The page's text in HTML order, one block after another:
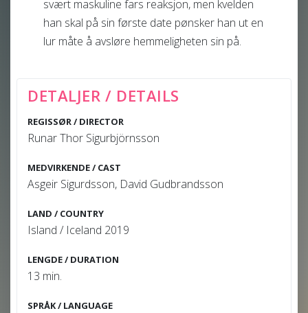
svært maskuline fars reaksjon, men kvelden
han skal på sin første date pønsker han ut en
lur måte å avsløre hemmeligheten sin på.
DETALJER / DETAILS
REGISSØR / DIRECTOR
Runar Thor Sigurbjörnsson
MEDVIRKENDE / CAST
Asgeir Sigurdsson, David Gudbrandsson
LAND / COUNTRY
Island / Iceland 2019
LENGDE / DURATION
13 min.
SPRÅK / LANGUAGE